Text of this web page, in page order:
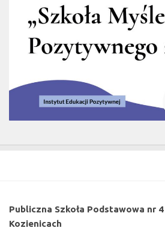
Publiczna Szkoła Podstawowa nr 4
Kozienicach